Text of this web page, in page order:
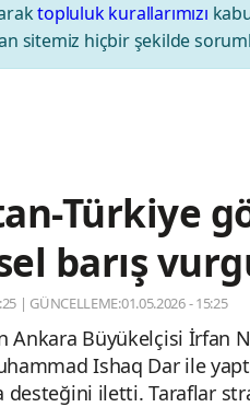
topluluk kurallarımızı
sitemiz hiçbir şekilde
Türkiye
barış
| GÜNCELLEME:01.05.2026 - 15:25
Ankara Büyükelçisi İrfan
Ishaq Dar ile
desteğini iletti. Taraflar